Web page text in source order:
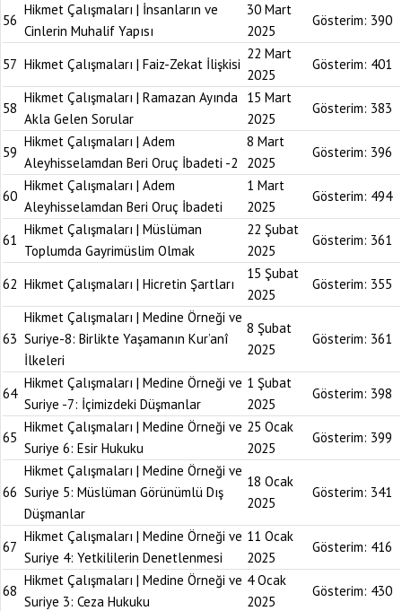
56
Hikmet Çalışmaları | İnsanların ve
Cinlerin Muhalif Yapısı
30 Mart
2025
Gösterim: 390
57 Hikmet Çalışmaları | Faiz-Zekat İlişkisi
22 Mart
2025
Gösterim: 401
58
Hikmet Çalışmaları | Ramazan Ayında
Akla Gelen Sorular
15 Mart
2025
Gösterim: 383
59
Hikmet Çalışmaları | Adem
Aleyhisselamdan Beri Oruç İbadeti -2
8 Mart
2025
Gösterim: 396
60
Hikmet Çalışmaları | Adem
Aleyhisselamdan Beri Oruç İbadeti
1 Mart
2025
Gösterim: 494
61
Hikmet Çalışmaları | Müslüman
Toplumda Gayrimüslim Olmak
22 Şubat
2025
Gösterim: 361
62 Hikmet Çalışmaları | Hicretin Şartları
15 Şubat
2025
Gösterim: 355
63
Hikmet Çalışmaları | Medine Örneği ve
Suriye-8: Birlikte Yaşamanın Kur’anî
İlkeleri
8 Şubat
2025
Gösterim: 361
64
Hikmet Çalışmaları | Medine Örneği ve
Suriye -7: İçimizdeki Düşmanlar
1 Şubat
2025
Gösterim: 398
65
Hikmet Çalışmaları | Medine Örneği ve
Suriye 6: Esir Hukuku
25 Ocak
2025
Gösterim: 399
66
Hikmet Çalışmaları | Medine Örneği ve
Suriye 5: Müslüman Görünümlü Dış
Düşmanlar
18 Ocak
2025
Gösterim: 341
67
Hikmet Çalışmaları | Medine Örneği ve
Suriye 4: Yetkililerin Denetlenmesi
11 Ocak
2025
Gösterim: 416
68
Hikmet Çalışmaları | Medine Örneği ve
Suriye 3: Ceza Hukuku
4 Ocak
2025
Gösterim: 430